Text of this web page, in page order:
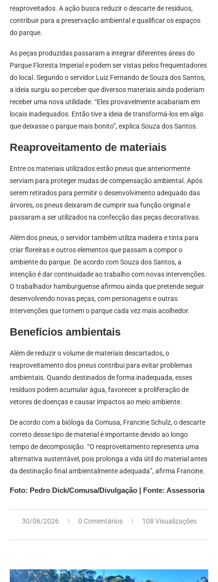
reaproveitados. A ação busca reduzir o descarte de resíduos,
contribuir para a preservação ambiental e qualificar os espaços
do parque.
As peças produzidas passaram a integrar diferentes áreas do
Parque Floresta Imperial e podem ser vistas pelos frequentadores
do local. Segundo o servidor Luiz Fernando de Souza dos Santos,
a ideia surgiu ao perceber que diversos materiais ainda poderiam
receber uma nova utilidade. “Eles provavelmente acabariam em
locais inadequados. Então tive a ideia de transformá-los em algo
que deixasse o parque mais bonito”, explica Souza dos Santos.
Reaproveitamento de materiais
Entre os materiais utilizados estão pneus que anteriormente
serviam para proteger mudas de compensação ambiental. Após
serem retirados para permitir o desenvolvimento adequado das
árvores, os pneus deixaram de cumprir sua função original e
passaram a ser utilizados na confecção das peças decorativas.
Além dos pneus, o servidor também utiliza madeira e tinta para
criar floreiras e outros elementos que passam a compor o
ambiente do parque. De acordo com Souza dos Santos, a
intenção é dar continuidade ao trabalho com novas intervenções.
O trabalhador hamburguense afirmou ainda que pretende seguir
desenvolvendo novas peças, com personagens e outras
intervenções que tornem o parque cada vez mais acolhedor.
Benefícios ambientais
Além de reduzir o volume de materiais descartados, o
reaproveitamento dos pneus contribui para evitar problemas
ambientais. Quando destinados de forma inadequada, esses
resíduos podem acumular água, favorecer a proliferação de
vetores de doenças e causar impactos ao meio ambiente.
De acordo com a bióloga da Comusa, Francine Schulz, o descarte
correto desse tipo de material é importante devido ao longo
tempo de decomposição. “O reaproveitamento representa uma
alternativa sustentável, pois prolonga a vida útil do material antes
da destinação final ambientalmente adequada”, afirma Francine.
Foto: Pedro Dick/Comusa/Divulgação | Fonte: Assessoria
30/06/2026 0 Comentários 108 Visualizações